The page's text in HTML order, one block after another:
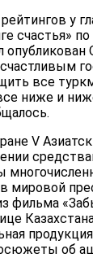
у
счастья»
все
ниже и
V
мировой
фильма
об